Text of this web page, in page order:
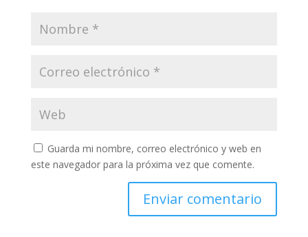
Guarda mi nombre, correo electrónico y web en
este navegador para la próxima vez que comente.